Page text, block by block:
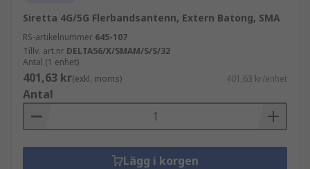
Siretta 4G/5G Flerbandsantenn, Extern Batong, SMA
RS-artikelnummer 645-107
Tillv. art.nr DELTA56/X/SMAM/S/S/32
Antal (1 enhet)
401,63 kr(exkl. moms) 401,63 kr/enhet
Antal
Lägg i korgen